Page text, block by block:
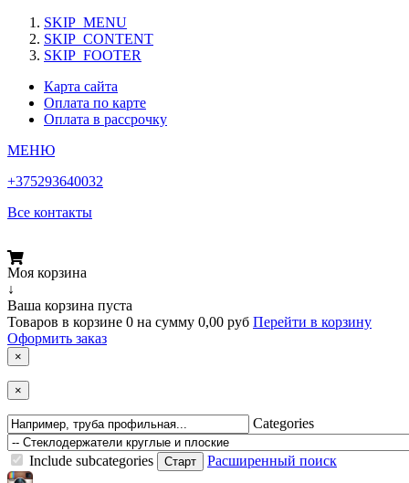
SKIP_MENU
SKIP_CONTENT
SKIP_FOOTER
Карта сайта
Оплата по карте
Оплата в рассрочку
МЕНЮ
+375293640032
Все контакты
Моя корзина
↓
Ваша корзина пуста
Товаров в корзине 0 на сумму 0,00 руб Перейти в корзину
Оформить заказ
×
×
Categories
Include subcategories
Расширенный поиск